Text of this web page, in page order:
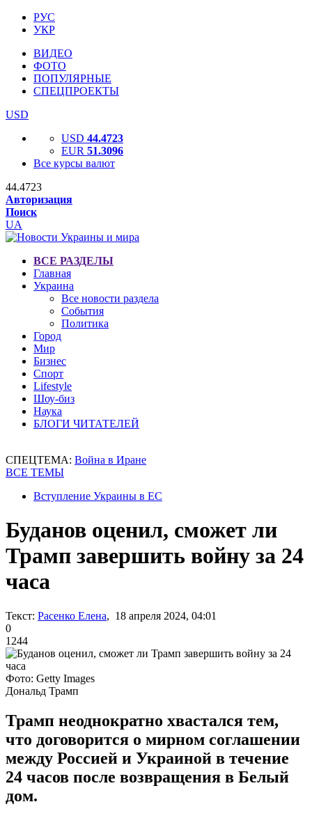
РУС
УКР
ВИДЕО
ФОТО
ПОПУЛЯРНЫЕ
СПЕЦПРОЕКТЫ
USD
USD 44.4723
EUR 51.3096
Все курсы валют
44.4723
Авторизация
Поиск
UA
ВСЕ РАЗДЕЛЫ
Главная
Украина
Все новости раздела
События
Политика
Город
Мир
Бизнес
Спорт
Lifestyle
Шоу-биз
Наука
БЛОГИ ЧИТАТЕЛЕЙ
СПЕЦТЕМА: Война в Иране
ВСЕ ТЕМЫ
Вступление Украины в ЕС
Буданов оценил, сможет ли
Трамп завершить войну за 24
часа
Текст: Расенко Елена, 18 апреля 2024, 04:01
0
1244
Фото: Getty Images
Дональд Трамп
Трамп неоднократно хвастался тем,
что договорится о мирном соглашении
между Россией и Украиной в течение
24 часов после возвращения в Белый
дом.